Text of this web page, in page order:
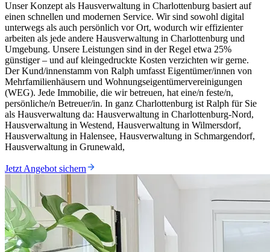
Unser Konzept als Hausverwaltung in Charlottenburg basiert auf
einen schnellen und modernen Service. Wir sind sowohl digital
unterwegs als auch persönlich vor Ort, wodurch wir effizienter
arbeiten als jede andere Hausverwaltung in Charlottenburg und
Umgebung. Unsere Leistungen sind in der Regel etwa 25%
günstiger – und auf kleingedruckte Kosten verzichten wir gerne.
Der Kund/innenstamm von Ralph umfasst Eigentümer/innen von
Mehrfamilienhäusern und Wohnungseigentümervereinigungen
(WEG). Jede Immobilie, die wir betreuen, hat eine/n feste/n,
persönliche/n Betreuer/in. In ganz Charlottenburg ist Ralph für Sie
als Hausverwaltung da: Hausverwaltung in Charlottenburg-Nord,
Hausverwaltung in Westend, Hausverwaltung in Wilmersdorf,
Hausverwaltung in Halensee, Hausverwaltung in Schmargendorf,
Hausverwaltung in Grunewald,
Jetzt Angebot sichern